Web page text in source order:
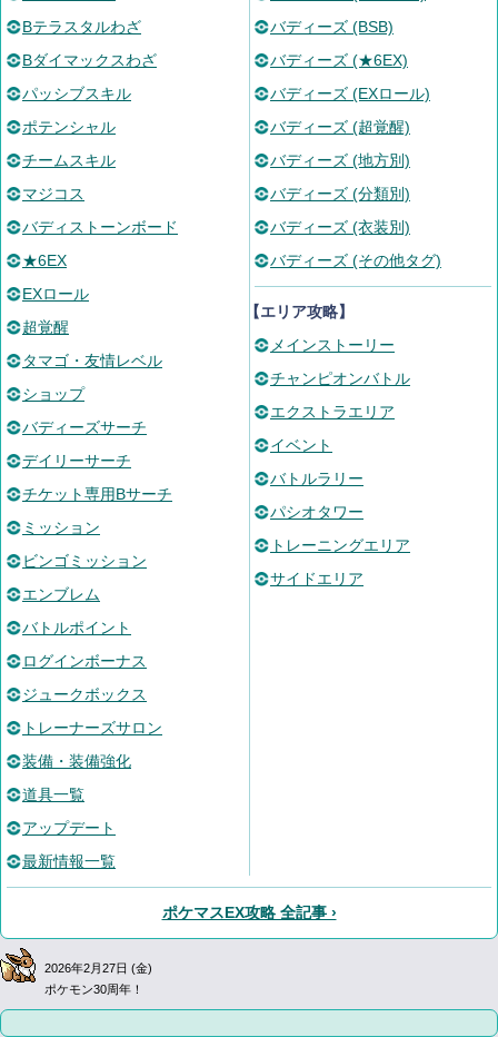
Bテラスタルわざ
Bダイマックスわざ
パッシブスキル
ポテンシャル
チームスキル
マジコス
バディストーンボード
★6EX
EXロール
超覚醒
タマゴ・友情レベル
ショップ
バディーズサーチ
デイリーサーチ
チケット専用Bサーチ
ミッション
ビンゴミッション
エンブレム
バトルポイント
ログインボーナス
ジュークボックス
トレーナーズサロン
装備・装備強化
道具一覧
アップデート
最新情報一覧
バディーズ (BSB)
バディーズ (★6EX)
バディーズ (EXロール)
バディーズ (超覚醒)
バディーズ (地方別)
バディーズ (分類別)
バディーズ (衣装別)
バディーズ (その他タグ)
【エリア攻略】
メインストーリー
チャンピオンバトル
エクストラエリア
イベント
バトルラリー
パシオタワー
トレーニングエリア
サイドエリア
ポケマスEX攻略 全記事 ›
2026年2月27日 (金)
ポケモン30周年！